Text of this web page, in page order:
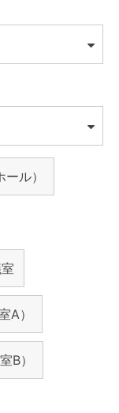
ル）
A）
B）